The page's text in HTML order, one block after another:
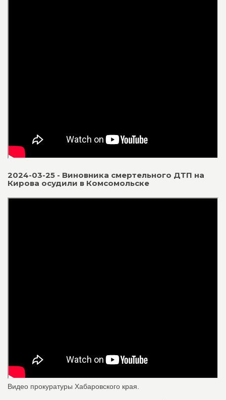
2024-03-25 - Виновника смертельного ДТП на
Кирова осудили в Комсомольске
Видео прокуратуры Хабаровского края.